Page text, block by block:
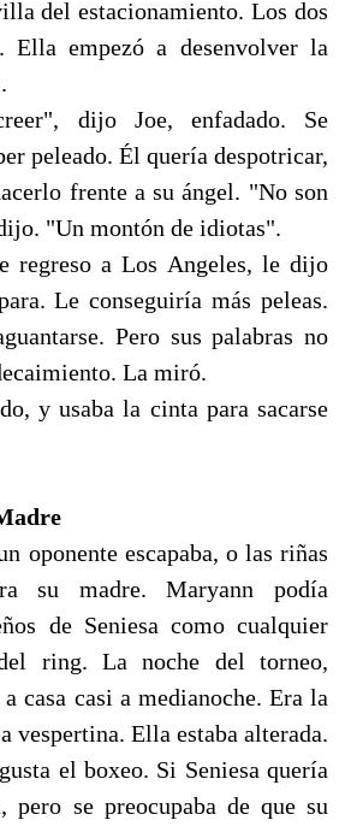
del estacionamiento. Los dos
Ella empezó a desenvolver la
dijo Joe, enfadado. Se
peleado. Él quería despotricar,
frente a su ángel. "No son
"Un montón de idiotas".
regreso a Los Angeles, le dijo
Le conseguiría más peleas.
Pero sus palabras no
La miró.
y usaba la cinta para sacarse
oponente escapaba, o las riñas
su madre. Maryann podía
de Seniesa como cualquier
ring. La noche del torneo,
casa casi a medianoche. Era la
vespertina. Ella estaba alterada.
el boxeo. Si Seniesa quería
pero se preocupaba de que su